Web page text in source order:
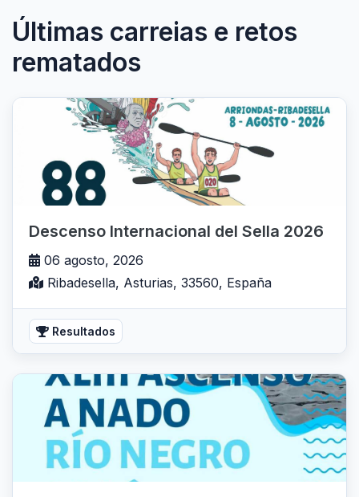
Últimas carreias e retos
rematados
Descenso Internacional del Sella 2026
06 agosto, 2026
Ribadesella, Asturias, 33560, España
Resultados